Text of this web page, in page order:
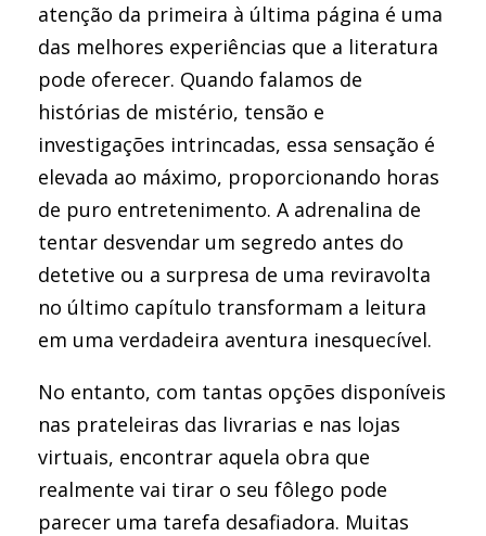
atenção da primeira à última página é uma
das melhores experiências que a literatura
pode oferecer. Quando falamos de
histórias de mistério, tensão e
investigações intrincadas, essa sensação é
elevada ao máximo, proporcionando horas
de puro entretenimento. A adrenalina de
tentar desvendar um segredo antes do
detetive ou a surpresa de uma reviravolta
no último capítulo transformam a leitura
em uma verdadeira aventura inesquecível.
No entanto, com tantas opções disponíveis
nas prateleiras das livrarias e nas lojas
virtuais, encontrar aquela obra que
realmente vai tirar o seu fôlego pode
parecer uma tarefa desafiadora. Muitas